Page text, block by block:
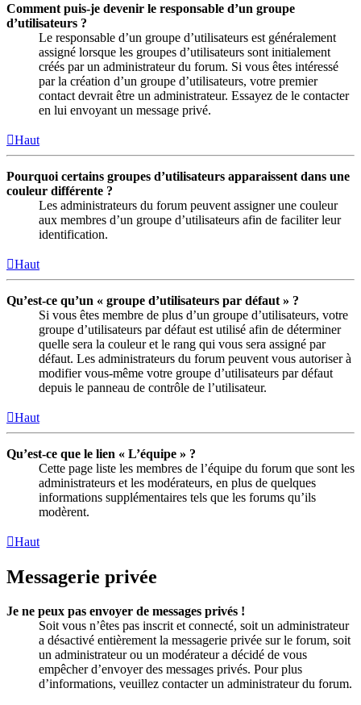
Comment puis-je devenir le responsable d’un groupe
d’utilisateurs ?
Le responsable d’un groupe d’utilisateurs est généralement
assigné lorsque les groupes d’utilisateurs sont initialement
créés par un administrateur du forum. Si vous êtes intéressé
par la création d’un groupe d’utilisateurs, votre premier
contact devrait être un administrateur. Essayez de le contacter
en lui envoyant un message privé.
Haut
Pourquoi certains groupes d’utilisateurs apparaissent dans une
couleur différente ?
Les administrateurs du forum peuvent assigner une couleur
aux membres d’un groupe d’utilisateurs afin de faciliter leur
identification.
Haut
Qu’est-ce qu’un « groupe d’utilisateurs par défaut » ?
Si vous êtes membre de plus d’un groupe d’utilisateurs, votre
groupe d’utilisateurs par défaut est utilisé afin de déterminer
quelle sera la couleur et le rang qui vous sera assigné par
défaut. Les administrateurs du forum peuvent vous autoriser à
modifier vous-même votre groupe d’utilisateurs par défaut
depuis le panneau de contrôle de l’utilisateur.
Haut
Qu’est-ce que le lien « L’équipe » ?
Cette page liste les membres de l’équipe du forum que sont les
administrateurs et les modérateurs, en plus de quelques
informations supplémentaires tels que les forums qu’ils
modèrent.
Haut
Messagerie privée
Je ne peux pas envoyer de messages privés !
Soit vous n’êtes pas inscrit et connecté, soit un administrateur
a désactivé entièrement la messagerie privée sur le forum, soit
un administrateur ou un modérateur a décidé de vous
empêcher d’envoyer des messages privés. Pour plus
d’informations, veuillez contacter un administrateur du forum.